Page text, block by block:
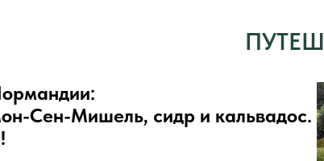
Сен-Мишель, сидр и кальвадос.